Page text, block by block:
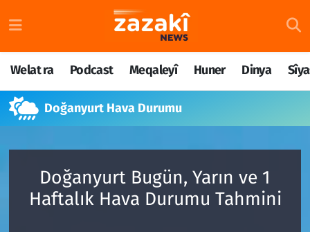
Welat ra Podcast Meqaleyî Huner Dinya
Doğanyurt Hava Durumu
Doğanyurt Bugün, Yarın ve 1
Haftalık Hava Durumu Tahmini
Welat ra
Podcast
Meqaleyî
Dinya
Nöbetçi Eczaneler
Hava Durumu
Namaz Vakitleri
Süper Lig Puan Durumu ve Fikstür